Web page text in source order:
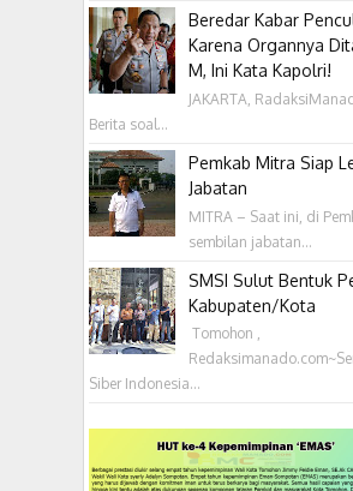
Beredar Kabar
Karena Organnya
M, Ini Kata Kapolri!
JAKARTA,
Berita soal...
Pemkab Mitra Siap
Jabatan
MITRA – Saat ini, di
sembilan jabatan...
SMSI Sulut Bentuk
Kabupaten/Kota
‎ Tomohon ,
Siber Indonesia...